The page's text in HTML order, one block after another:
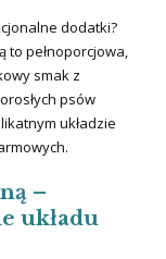
dodatki?
to pełnoporcjowa,
smak z
psów
układzie
–
układu